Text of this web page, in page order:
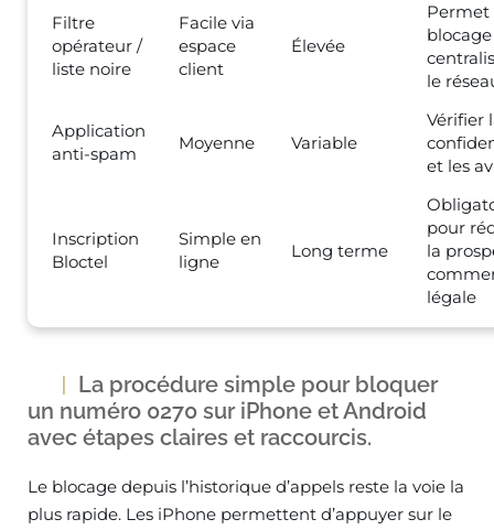
Filtre
opérateur /
liste noire
Facile via
espace
client
Élevée
Permet
blocage
le
Application
anti-spam
Moyenne Variable
Vérifier
et les
Inscription
Bloctel
Simple en
ligne
Long terme
pour
la
légale
La procédure simple pour bloquer
un numéro 0270 sur iPhone et Android
avec étapes claires et raccourcis.
Le blocage depuis l’historique d’appels reste la voie la
plus rapide. Les iPhone permettent d’appuyer sur le